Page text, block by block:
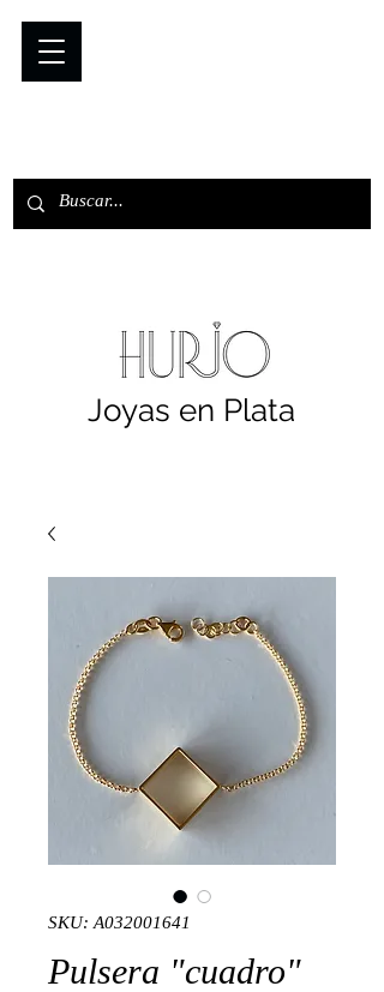
Joyas en Plata
SKU: A032001641
Pulsera "cuadro"